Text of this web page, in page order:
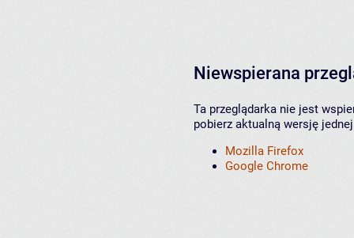
Niewspierana
Ta przeglądarka nie jest
pobierz aktualną wersję
Mozilla Firefox
Google Chrome